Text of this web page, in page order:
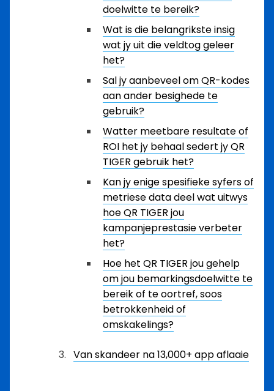
doelwitte te bereik?
Wat is die belangrikste insig
wat jy uit die veldtog geleer
het?
Sal jy aanbeveel om QR-kodes
aan ander besighede te
gebruik?
Watter meetbare resultate of
ROI het jy behaal sedert jy QR
TIGER gebruik het?
Kan jy enige spesifieke syfers of
metriese data deel wat uitwys
hoe QR TIGER jou
kampanjeprestasie verbeter
het?
Hoe het QR TIGER jou gehelp
om jou bemarkingsdoelwitte te
bereik of te oortref, soos
betrokkenheid of
omskakelings?
Van skandeer na 13,000+ app aflaaie